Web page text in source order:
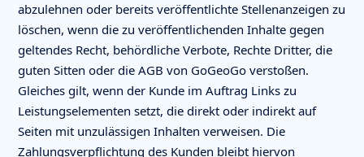
abzulehnen oder bereits veröffentlichte Stellenanzeigen zu
löschen, wenn die zu veröffentlichenden Inhalte gegen
geltendes Recht, behördliche Verbote, Rechte Dritter, die
guten Sitten oder die AGB von GoGeoGo verstoßen.
Gleiches gilt, wenn der Kunde im Auftrag Links zu
Leistungselementen setzt, die direkt oder indirekt auf
Seiten mit unzulässigen Inhalten verweisen. Die
Zahlungsverpflichtung des Kunden bleibt hiervon